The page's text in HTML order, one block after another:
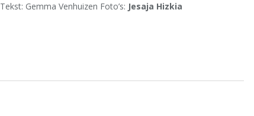
Tekst: Gemma Venhuizen Foto’s: Jesaja Hizkia